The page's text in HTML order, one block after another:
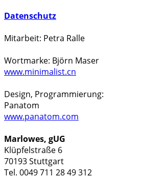
Datenschutz
Mitarbeit: Petra Ralle
Wortmarke: Björn Maser
www.minimalist.cn
Design, Programmierung:
Panatom
www.panatom.com
Marlowes, gUG
Klüpfelstraße 6
70193 Stuttgart
Tel. 0049 711 28 49 312